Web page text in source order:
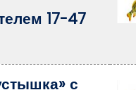
17-47
с